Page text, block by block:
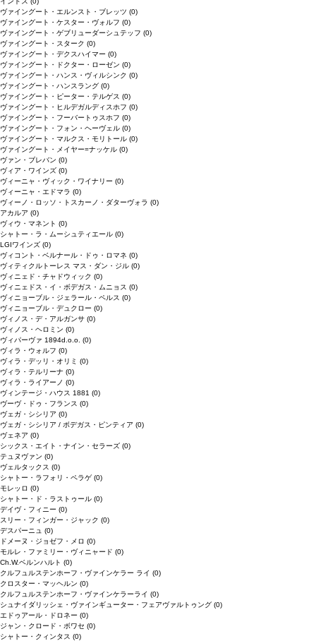
ヴァイングート・エルンスト・ブレッツ (0)
ヴァイングート・ケスター・ヴォルフ (0)
ヴァイングート・ゲブリューダーシュテッフ (0)
ヴァイングート・スターク (0)
ヴァイングート・デクスハイマー (0)
ヴァイングート・ドクター・ローゼン (0)
ヴァイングート・ハンス・ヴィルシンク (0)
ヴァイングート・ハンスラング (0)
ヴァイングート・ピーター・テルゲス (0)
ヴァイングート・ヒルデガルディスホフ (0)
ヴァイングート・フーバートゥスホフ (0)
ヴァイングート・フォン・ヘーヴェル (0)
ヴァイングート・マルクス・モリトール (0)
ヴァイングート・メイヤー=ナッケル (0)
ヴァン・ブレバン (0)
ヴィア・ワインズ (0)
ヴィーニャ・ヴィック・ワイナリー (0)
ヴィーニャ・エドマラ (0)
ヴィーノ・ロッソ・トスカーノ・ダターヴォラ (0)
アカルア (0)
ヴィウ・マネント (0)
シャトー・ラ・ムーシュティエール (0)
LGIワインズ (0)
ヴィコント・ベルナール・ドゥ・ロマネ (0)
ヴィティクルトーレス マス・ダン・ジル (0)
ヴィニェド・チャドウィック (0)
ヴィニェドス・イ・ボデガス・ムニョス (0)
ヴィニョーブル・ジェラール・ペルス (0)
ヴィニョーブル・デュクロー (0)
ヴィノス・デ・アルガンサ (0)
ヴィノス・ヘロミン (0)
ヴィパーヴァ 1894d.o.o. (0)
ヴィラ・ウォルフ (0)
ヴィラ・デッリ・オリミ (0)
ヴィラ・テルリーナ (0)
ヴィラ・ライアーノ (0)
ヴィンテージ・ハウス 1881 (0)
ヴーヴ・ドゥ・フランス (0)
ヴェガ・シシリア (0)
ヴェガ・シシリア / ボデガス・ピンティア (0)
ヴェネア (0)
シックス・エイト・ナイン・セラーズ (0)
テュヌヴァン (0)
ヴェルタックス (0)
シャトー・ラフォリ・ペラゲ (0)
モレッロ (0)
シャトー・ド・ラストゥール (0)
デイヴ・フィニー (0)
スリー・フィンガー・ジャック (0)
デスパーニュ (0)
ドメーヌ・ジョゼフ・メロ (0)
モルレ・ファミリー・ヴィニャード (0)
Ch.W.ベルンハルト (0)
クルフュルステンホーフ・ヴァインケラー ライ (0)
クロスター・マッヘルン (0)
クルフュルステンホーフ・ヴァインケラーライ (0)
シュナイダリッシェ・ヴァインギューター・フェアヴァルトゥング (0)
エドゥアール・ドロネー (0)
ジャン・クロード・ボワセ (0)
シャトー・クィンタス (0)